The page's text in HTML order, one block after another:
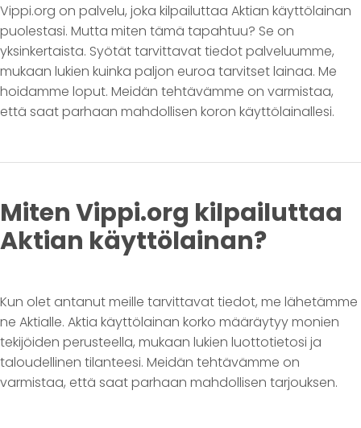
Vippi.org on palvelu, joka kilpailuttaa Aktian käyttölainan
puolestasi. Mutta miten tämä tapahtuu? Se on
yksinkertaista. Syötät tarvittavat tiedot palveluumme,
mukaan lukien kuinka paljon euroa tarvitset lainaa. Me
hoidamme loput. Meidän tehtävämme on varmistaa,
että saat parhaan mahdollisen koron käyttölainallesi.
Miten Vippi.org kilpailuttaa
Aktian käyttölainan?
Kun olet antanut meille tarvittavat tiedot, me lähetämme
ne Aktialle. Aktia käyttölainan korko määräytyy monien
tekijöiden perusteella, mukaan lukien luottotietosi ja
taloudellinen tilanteesi. Meidän tehtävämme on
varmistaa, että saat parhaan mahdollisen tarjouksen.